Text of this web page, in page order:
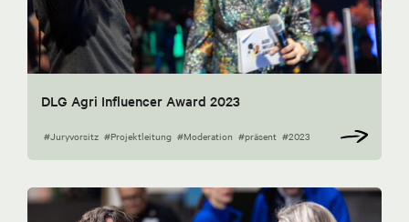
DLG Agri Influencer Award 2023
#Juryvorsitz #Projektleitung #Moderation #präsent #2023